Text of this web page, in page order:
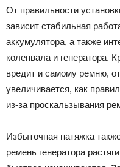
От правильности
зависит стабильная
аккумулятора, а также
коленвала и генератора.
вредит и самому ремню,
увеличивается, как
из-за проскальзывания
Избыточная натяжка
ремень генератора